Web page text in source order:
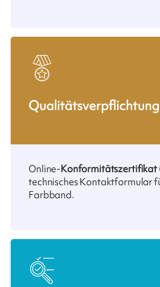
Qualitätsverpflichtung
Online-Konformitätszertifikat
technisches Kontaktformular
Farbband.